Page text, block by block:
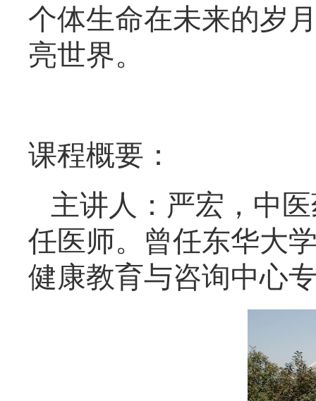
个体生命在未来的岁
亮世界。
课程概要：
主讲人：严宏，中
任医师。曾任东华大
健康教育与咨询中心